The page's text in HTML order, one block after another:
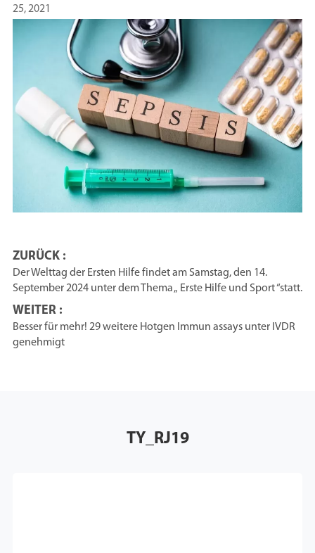
25, 2021
ZURÜCK :
Der Welttag der Ersten Hilfe findet am Samstag, den 14.
September 2024 unter dem Thema „ Erste Hilfe und Sport “statt.
WEITER :
Besser für mehr! 29 weitere Hotgen Immun assays unter IVDR
genehmigt
TY_RJ19